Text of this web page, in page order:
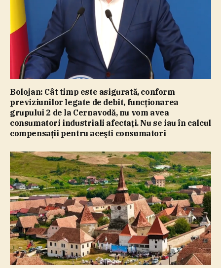
Bolojan: Cât timp este asigurată, conform
previziunilor legate de debit, funcţionarea
grupului 2 de la Cernavodă, nu vom avea
consumatori industriali afectaţi. Nu se iau în calcul
compensaţii pentru aceşti consumatori